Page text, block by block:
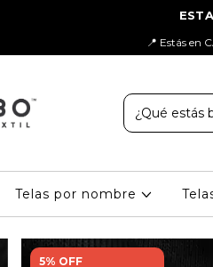
📍 Estás en
Telas por nombre
5% OFF